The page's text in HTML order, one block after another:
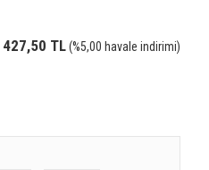
427,50 TL(%5,00 havale indirimi)